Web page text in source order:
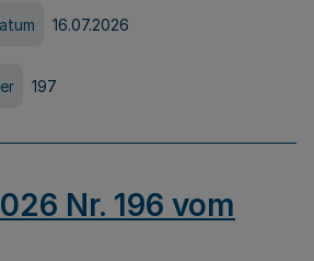
16.07.2026
197
Nr. 196 vom